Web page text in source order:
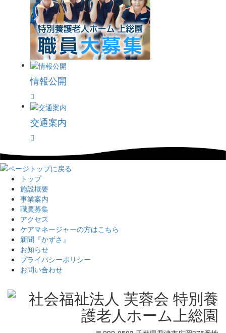
情報公開
交通案内
トップ
施設概要
事業案内
職員募集
アクセス
ケアマネージャーの方はこちら
新聞『かずさ』
お知らせ
プライバシーポリシー
お問い合わせ